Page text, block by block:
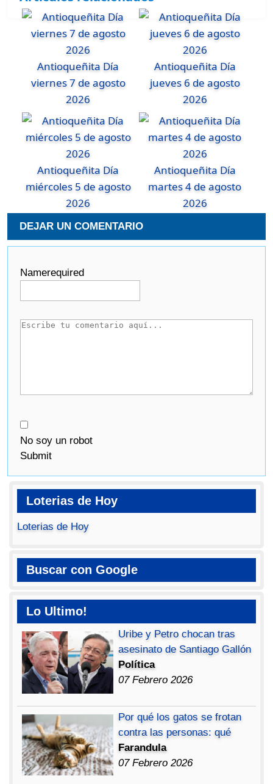
Antioqueñita Día
viernes 7 de agosto
2026
Antioqueñita Día
jueves 6 de agosto
2026
Antioqueñita Día
miércoles 5 de agosto
2026
Antioqueñita Día
martes 4 de agosto
2026
DEJAR UN COMENTARIO
Namerequired
No soy un robot
Submit
Loterias de Hoy
Loterias de Hoy
Buscar con Google
Lo Ultimo!
Uribe y Petro chocan tras
asesinato de Santiago Gallón
Política
07 Febrero 2026
Por qué los gatos se frotan
contra las personas: qué
Farandula
07 Febrero 2026